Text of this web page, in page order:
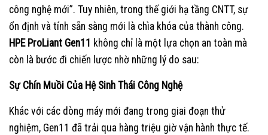
công nghệ mới”. Tuy nhiên, trong thế giới hạ tầng CNTT, sự
ổn định và tính sẵn sàng mới là chìa khóa của thành công.
HPE ProLiant Gen11 không chỉ là một lựa chọn an toàn mà
còn là bước đi chiến lược nhờ những lý do sau:
Sự Chín Muồi Của Hệ Sinh Thái Công Nghệ
Khác với các dòng máy mới đang trong giai đoạn thử
nghiệm, Gen11 đã trải qua hàng triệu giờ vận hành thực tế.